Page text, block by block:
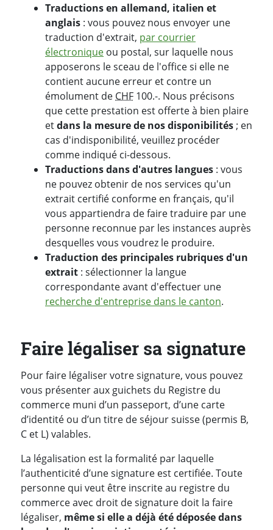
Traductions en allemand, italien et
anglais : vous pouvez nous envoyer une
traduction d'extrait, par courrier
électronique ou postal, sur laquelle nous
apposerons le sceau de l'office si elle ne
contient aucune erreur et contre un
émolument de CHF 100.-. Nous précisons
que cette prestation est offerte à bien plaire
etdans la mesure de nos disponibilités ; en
cas d'indisponibilité, veuillez procéder
comme indiqué ci-dessous.
Traductions dans d'autres langues : vous
ne pouvez obtenir de nos services qu'un
extrait certifié conforme en français, qu'il
vous appartiendra de faire traduire par une
personne reconnue par les instances auprès
desquelles vous voudrez le produire.
Traduction des principales rubriques d'un
extrait : sélectionner la langue
correspondante avant d'effectuer une
recherche d'entreprise dans le canton.
Faire légaliser sa signature
Pour faire légaliser votre signature, vous pouvez
vous présenter aux guichets du Registre du
commerce muni d’un passeport, d’une carte
d’identité ou d’un titre de séjour suisse (permis B,
C et L) valables.
La légalisation est la formalité par laquelle
l’authenticité d’une signature est certifiée. Toute
personne qui veut être inscrite au registre du
commerce avec droit de signature doit la faire
légaliser, même si elle a déjà été déposée dans